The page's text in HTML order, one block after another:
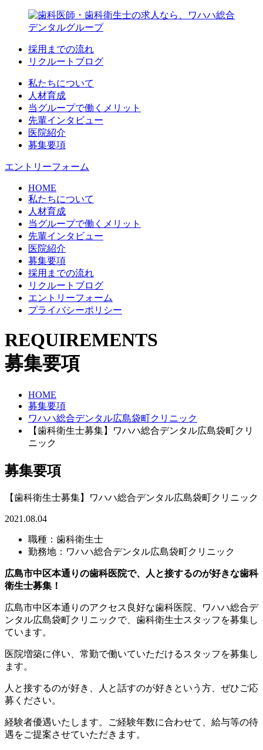
採用までの流れ
リクルートブログ
私たちについて
人材育成
当グループで働くメリット
先輩インタビュー
医院紹介
募集要項
エントリーフォーム
HOME
私たちについて
人材育成
当グループで働くメリット
先輩インタビュー
医院紹介
募集要項
採用までの流れ
リクルートブログ
エントリーフォーム
プライバシーポリシー
REQUIREMENTS
募集要項
HOME
募集要項
ワハハ総合デンタル広島袋町クリニック
【歯科衛生士募集】ワハハ総合デンタル広島袋町クリ
ニック
募集要項
【歯科衛生士募集】ワハハ総合デンタル広島袋町クリニック
2021.08.04
職種：歯科衛生士
勤務地：ワハハ総合デンタル広島袋町クリニック
広島市中区本通りの歯科医院で、人と接するのが好きな歯科
衛生士募集！
広島市中区本通りのアクセス良好な歯科医院、ワハハ総合デ
ンタル広島袋町クリニックで、歯科衛生士スタッフを募集し
ています。
医院増築に伴い、常勤で働いていただけるスタッフを募集し
ます。
人と接するのが好き、人と話すのが好きという方、ぜひご応
募ください。
経験者優遇いたします。ご経験年数に合わせて、給与等の待
遇をご提案させていただきます。